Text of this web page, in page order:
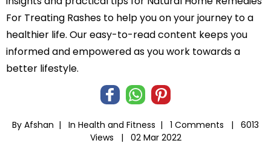
For Treating Rashes to help you on your journey to a
healthier life. Our easy-to-read content keeps you
informed and empowered as you work towards a
better lifestyle.
By Afshan | In Health and Fitness | 1 Comments |
6013
Views |
02 Mar 2022